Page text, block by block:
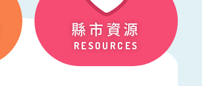
縣市資源
RESOURCES